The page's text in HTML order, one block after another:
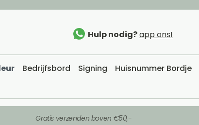
Hulp nodig?app ons!
Bedrijfsbord Signing Huisnummer Bordje
Gratis verzenden boven €50,-